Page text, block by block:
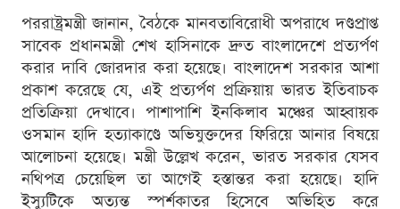
পররাষ্ট্রমন্ত্রী জানান, বৈঠকে মানবতাবিরোধী অপরাধে দণ্ডপ্রাপ্ত
সাবেক প্রধানমন্ত্রী শেখ হাসিনাকে দ্রুত বাংলাদেশে প্রত্যর্পণ
করার দাবি জোরদার করা হয়েছে। বাংলাদেশ সরকার আশা
প্রকাশ করেছে যে, এই প্রত্যর্পণ প্রক্রিয়ায় ভারত ইতিবাচক
প্রতিক্রিয়া দেখাবে। পাশাপাশি ইনকিলাব মঞ্চের আহ্বায়ক
ওসমান হাদি হত্যাকাণ্ডে অভিযুক্তদের ফিরিয়ে আনার বিষয়ে
আলোচনা হয়েছে। মন্ত্রী উল্লেখ করেন, ভারত সরকার যেসব
নথিপত্র চেয়েছিল তা আগেই হস্তান্তর করা হয়েছে। হাদি
ইস্যুটিকে অত্যন্ত স্পর্শকাতর হিসেবে অভিহিত করে